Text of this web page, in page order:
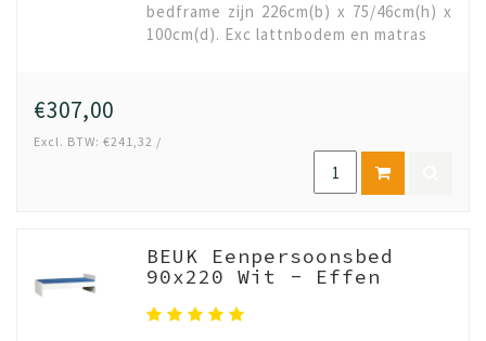
bedframe zijn 226cm(b) x 75/46cm(h) x
100cm(d). Exc lattnbodem en matras
€307,00
Excl. BTW: €241,32 /
BEUK Eenpersoonsbed
90x220 Wit - Effen